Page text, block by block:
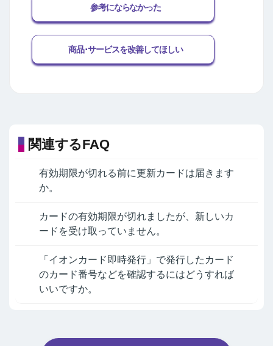
参考にならなかった
商品･サービスを改善してほしい
関連するFAQ
有効期限が切れる前に更新カードは届きます
か。
カードの有効期限が切れましたが、新しいカ
ードを受け取っていません。
「イオンカード即時発行」で発行したカード
のカード番号などを確認するにはどうすれば
いいですか。